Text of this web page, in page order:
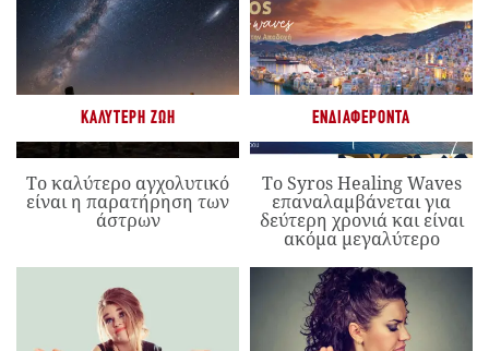
ΚΑΛΎΤΕΡΗ ΖΩΉ
Το καλύτερο αγχολυτικό
είναι η παρατήρηση των
άστρων
ΕΝΔΙΑΦΈΡΟΝΤΑ
Το Syros Healing Waves
επαναλαμβάνεται για
δεύτερη χρονιά και είναι
ακόμα μεγαλύτερο